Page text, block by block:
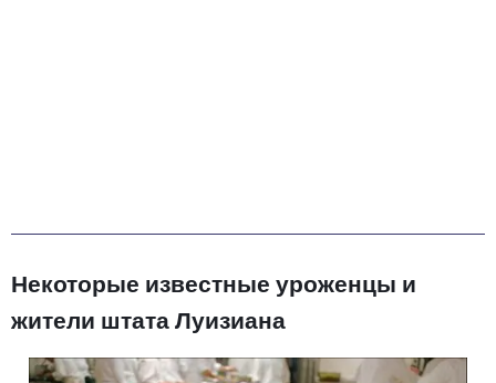
Некоторые известные уроженцы и
жители штата Луизиана